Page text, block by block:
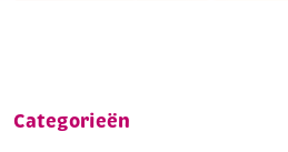
Categorieën